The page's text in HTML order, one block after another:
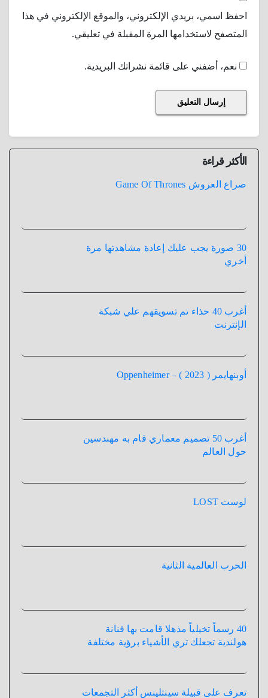
احفظ اسمي، بريدي الإلكتروني، والموقع الإلكتروني في هذا
المتصفح لاستخدامها المرة المقبلة في تعليقي.
نعم، أضفني على قائمة نشراتك البريدية.
الأكثر قراءة
صراع العروش Game Of Thrones
30 صورة يجب عليك إعادة مشاهدتها مرة
أخري
أغرب 40 حذاء تم تسويقهم علي شبكة
الإنترنت
أوبنهايمر ( 2023 ) – Oppenheimer
أغرب 50 تصميم معماري قام به مهندسين
حول العالم
لوست LOST
الحرب العالمية الثانية
40 رسماً تخيلياً مذهلا قامت بها فنانة
هولندية تجعلك تري الأشياء برؤية مختلفة
تعرف على قبيلة سينتلينس أكثر التجمعات